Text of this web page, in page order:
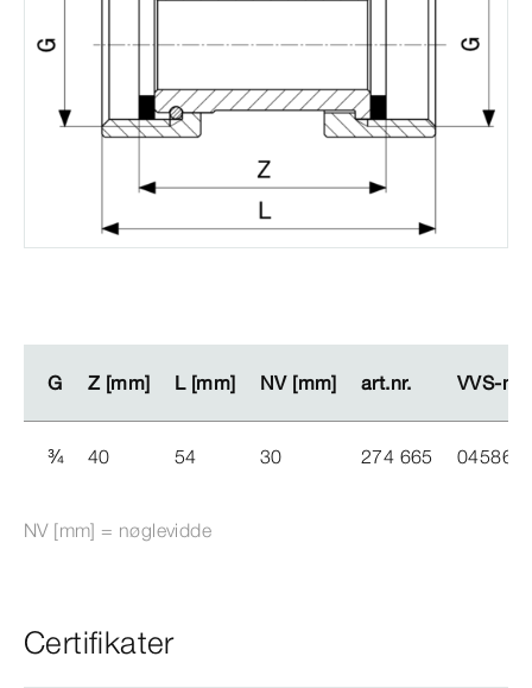
G Z [mm] L [mm] NV [mm] art.nr. VVS-​nr.
G Z [mm] L [mm] NV [mm] art.nr. VVS-​nr.
¾ 40 54 30 274 665
NV [mm] = nøglevidde
Certifikater